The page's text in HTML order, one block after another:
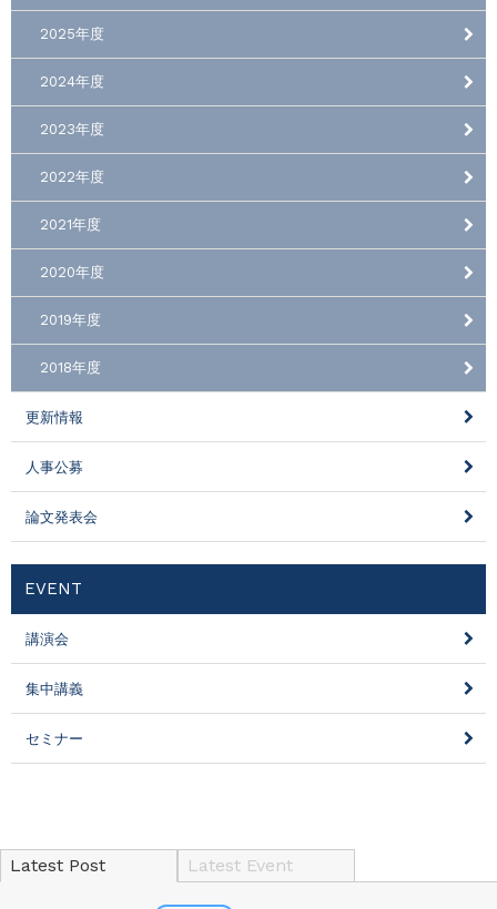
2025年度
2024年度
2023年度
2022年度
2021年度
2020年度
2019年度
2018年度
更新情報
人事公募
論文発表会
EVENT
講演会
集中講義
セミナー
Latest Post Latest Event